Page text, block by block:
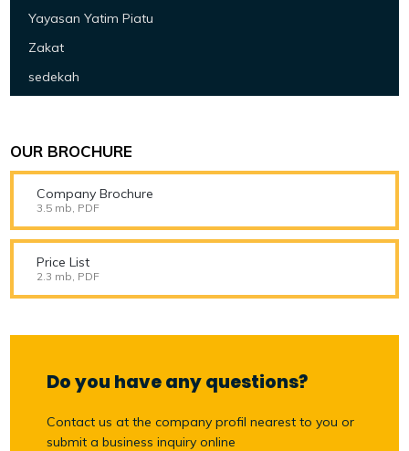
Yayasan Yatim Piatu
Zakat
sedekah
OUR BROCHURE
Company Brochure
3.5 mb, PDF
Price List
2.3 mb, PDF
Do you have any questions?
Contact us at the company profil nearest to you or
submit a business inquiry online